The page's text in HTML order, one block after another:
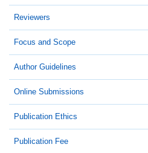
Reviewers
Focus and Scope
Author Guidelines
Online Submissions
Publication Ethics
Publication Fee